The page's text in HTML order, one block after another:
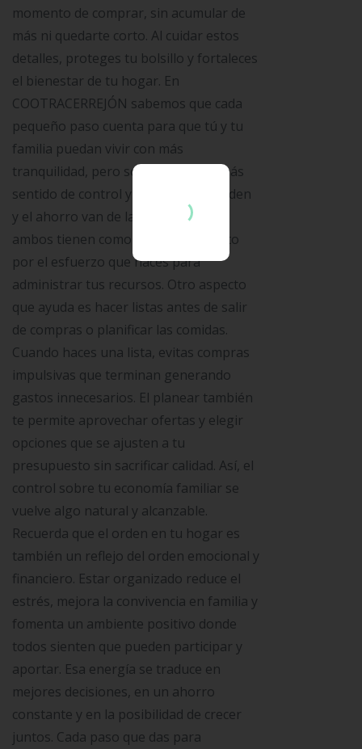
momento de comprar, sin acumular de
más ni quedarte corto. Al cuidar estos
detalles, proteges tu bolsillo y fortaleces
el bienestar de tu hogar. En
COOTRACERREJÓN sabemos que cada
pequeño paso cuenta para que tú y tu
familia puedan vivir con más
tranquilidad, pero sobre todo con más
sentido de control y seguridad. El orden
y el ahorro van de la mano porque
ambos tienen como centro el respeto
por el esfuerzo que haces para
administrar tus recursos. Otro aspecto
que ayuda es hacer listas antes de salir
de compras o planificar las comidas.
Cuando haces una lista, evitas compras
impulsivas que terminan generando
gastos innecesarios. El planear también
te permite aprovechar ofertas y elegir
opciones que se ajusten a tu
presupuesto sin sacrificar calidad. Así, el
control sobre tu economía familiar se
vuelve algo natural y alcanzable.
Recuerda que el orden en tu hogar es
también un reflejo del orden emocional y
financiero. Estar organizado reduce el
estrés, mejora la convivencia en familia y
fomenta un ambiente positivo donde
todos sienten que pueden participar y
aportar. Esa energía se traduce en
mejores decisiones, en un ahorro
constante y en la posibilidad de crecer
juntos. Cada paso que das para